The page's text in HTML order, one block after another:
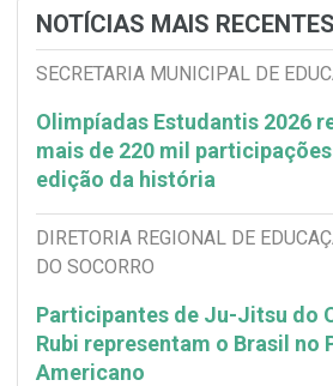
NOTÍCIAS MAIS RECENTES
SECRETARIA MUNICIPAL DE
Olimpíadas Estudantis 2026
mais de 220 mil
edição da história
DIRETORIA REGIONAL DE
DO SOCORRO
Participantes de Ju-Jitsu do
Rubi representam o Brasil no
Americano